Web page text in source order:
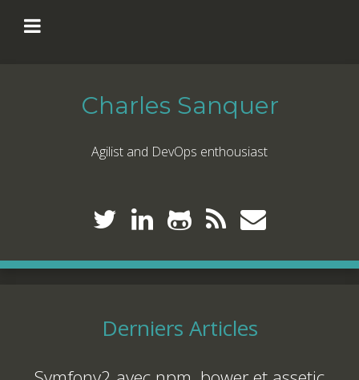
Charles Sanquer
Agilist and DevOps enthousiast
Derniers Articles